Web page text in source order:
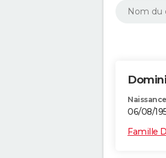
Naissance
06/08/
Famille